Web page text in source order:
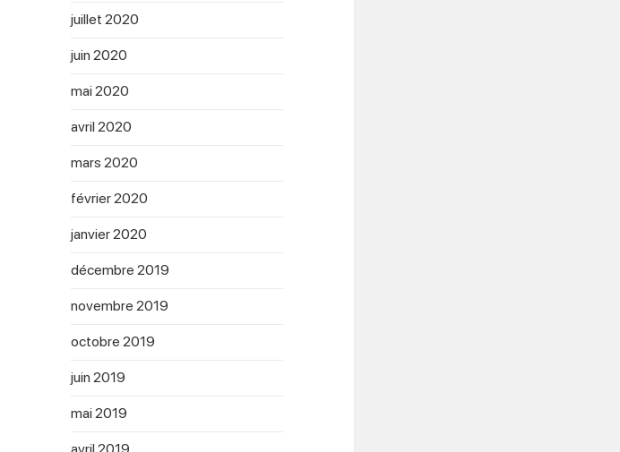
juillet 2020
juin 2020
mai 2020
avril 2020
mars 2020
février 2020
janvier 2020
décembre 2019
novembre 2019
octobre 2019
juin 2019
mai 2019